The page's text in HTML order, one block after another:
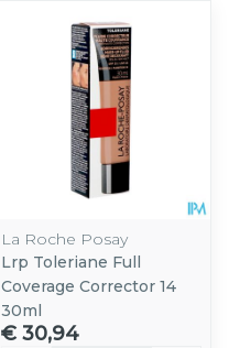
La Roche Posay
Lrp Toleriane Full
Coverage Corrector 14
30ml
€ 30,94